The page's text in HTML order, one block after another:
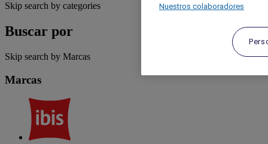
Skip search by categories
Buscar por
Skip search by Marcas
Marcas
Nuestros colaboradores